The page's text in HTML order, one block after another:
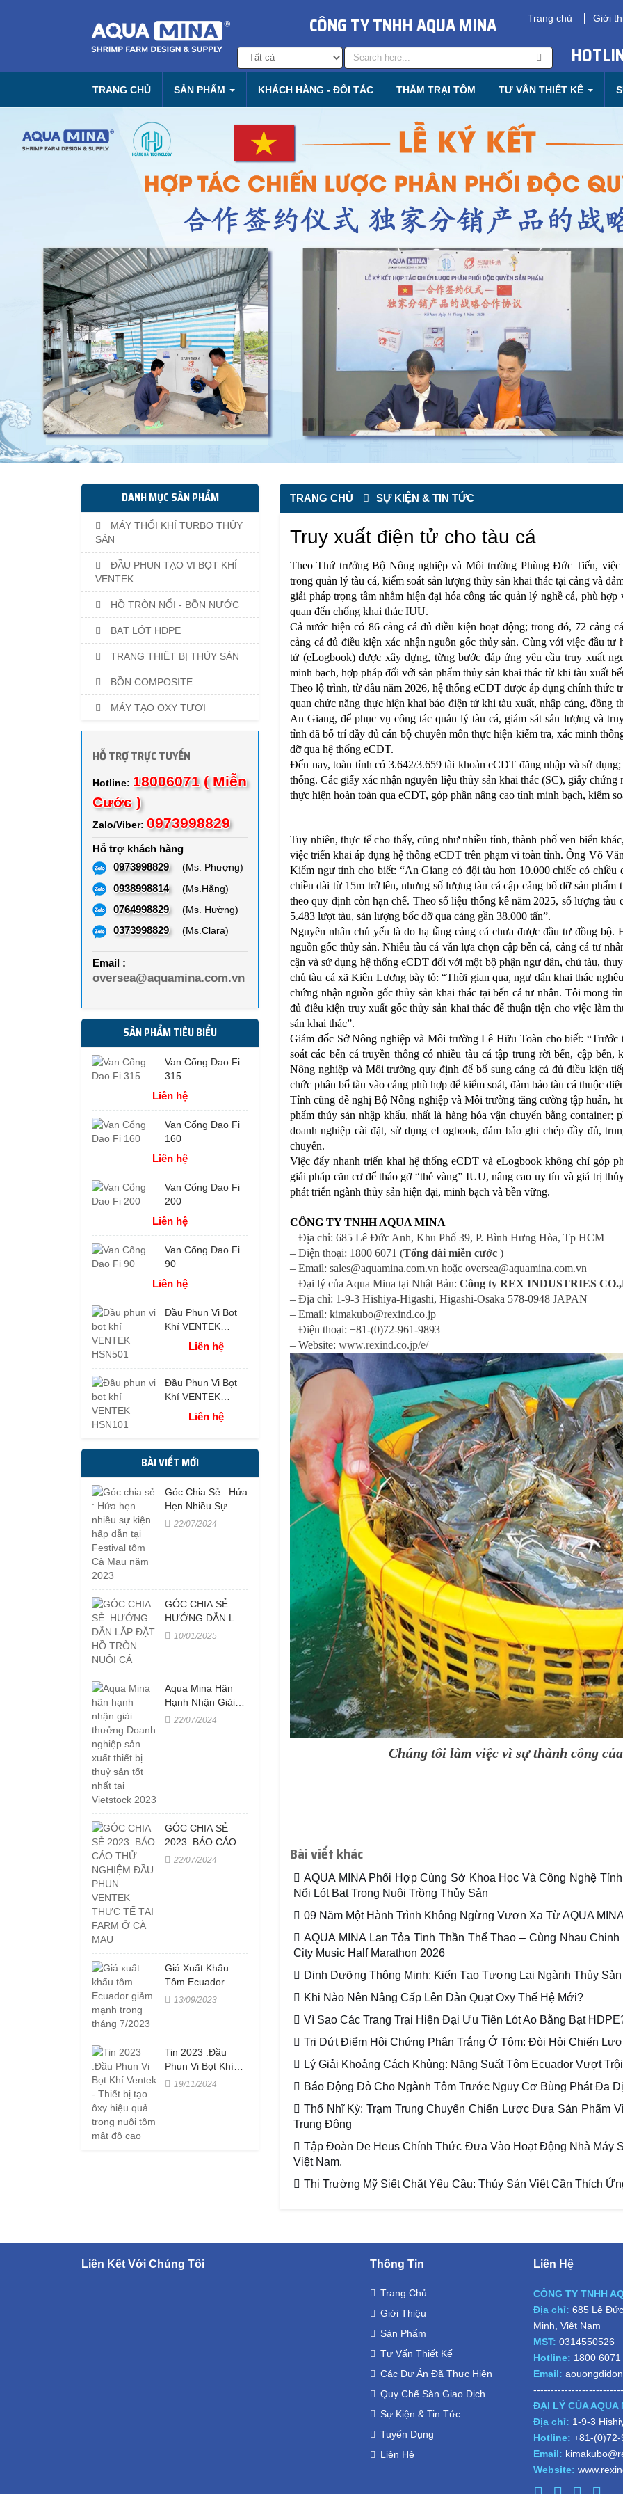
Trang chủ Giới
CÔNG TY TNHH AQUA MINA
TRANG CHỦ SẢN PHẨM KHÁCH HÀNG - ĐỐI TÁC THĂM TRẠI TÔM TƯ VẤN THIẾT KẾ
TRANG CHỦ SỰ KIỆN & TIN TỨC
Truy xuất điện tử cho tàu cá
Theo Thứ trưởng Bộ Nông nghiệp và Môi trường Phùng Đức Tiến,
trong quản lý tàu cá, kiểm soát sản lượng thủy sản khai thác tại cảng và
giải pháp trọng tâm nhằm hiện đại hóa công tác quản lý nghề cá, phù
quan đến chống khai thác IUU.
Cả nước hiện có 86 cảng cá đủ điều kiện hoạt động; trong đó, 72 cảng
cảng cá đủ điều kiện xác nhận nguồn gốc thủy sản. Cùng với việc đầu
tử (eLogbook) được xây dựng, từng bước đáp ứng yêu cầu truy xuất
minh bạch, hợp pháp đối với sản phẩm thủy sản khai thác từ khi tàu xuất
Theo lộ trình, từ đầu năm 2026, hệ thống eCDT được áp dụng chính thức
quan chức năng thực hiện khai báo điện tử khi tàu xuất, nhập cảng, đồng
An Giang, để phục vụ công tác quản lý tàu cá, giám sát sản lượng và
tỉnh đã bố trí đầy đủ cán bộ chuyên môn thực hiện kiểm tra, xác minh
dỡ qua hệ thống eCDT.
Đến nay, toàn tỉnh có 3.642/3.659 tài khoản eCDT đăng nhập và sử
thống. Các giấy xác nhận nguyên liệu thủy sản khai thác (SC), giấy
thực hiện hoàn toàn qua eCDT, góp phần nâng cao tính minh bạch, kiểm
Tuy nhiên, thực tế cho thấy, cũng như nhiều tỉnh, thành phố ven biển
việc triển khai áp dụng hệ thống eCDT trên phạm vi toàn tỉnh. Ông Võ
Kiểm ngư tỉnh cho biết: “An Giang có đội tàu hơn 10.000 chiếc có
chiều dài từ 15m trở lên, nhưng số lượng tàu cá cập cảng bố dỡ sản
theo quy định còn hạn chế. Theo số liệu thống kê năm 2025, số lượng
5.483 lượt tàu, sản lượng bốc dỡ qua cảng gần 38.000 tấn”.
Nguyên nhân chủ yếu là do hạ tầng cảng cá chưa được đầu tư đồng
nguồn gốc thủy sản. Nhiều tàu cá vẫn lựa chọn cập bến cá, cảng cá tư
cận và sử dụng hệ thống eCDT đối với một bộ phận ngư dân, chủ tàu,
chủ tàu cá xã Kiên Lương bày tỏ: “Thời gian qua, ngư dân khai thác
chứng nhận nguồn gốc thủy sản khai thác tại bến cá tư nhân. Tôi mong
đủ điều kiện truy xuất gốc thủy sản khai thác để thuận tiện cho việc làm
sản khai thác”.
Giám đốc Sở Nông nghiệp và Môi trường Lê Hữu Toàn cho biết: “Trước
soát các bến cá truyền thống có nhiều tàu cá tập trung rời bến, cập
Nông nghiệp và Môi trường quy định để bổ sung cảng cá đủ điều kiện
chức phân bổ tàu vào cảng phù hợp để kiểm soát, đảm bảo tàu cá thuộc
Tỉnh cũng đề nghị Bộ Nông nghiệp và Môi trường tăng cường tập huấn,
phẩm thủy sản nhập khẩu, nhất là hàng hóa vận chuyển bằng
doanh nghiệp cài đặt, sử dụng eLogbook, đảm bảo ghi chép đầy đủ,
chuyển.
Việc đẩy nhanh triển khai hệ thống eCDT và eLogbook không chỉ góp
giải pháp căn cơ để tháo gỡ “thẻ vàng” IUU, nâng cao uy tín và giá trị
phát triển ngành thủy sản hiện đại, minh bạch và bền vững.
CÔNG TY TNHH AQUA MINA
– Địa chỉ: 685 Lê Đức Anh, Khu Phố 39, P. Bình Hưng Hòa, Tp HCM
– Điện thoại: 1800 6071 (Tổng đài miễn cước )
– Email: sales@aquamina.com.vn hoặc oversea@aquamina.com.vn
– Đại lý của Aqua Mina tại Nhật Bản: Công ty REX INDUSTRIES
– Địa chỉ: 1-9-3 Hishiya-Higashi, Higashi-Osaka 578-0948 JAPAN
– Email: kimakubo@rexind.co.jp
– Điện thoại: +81-(0)72-961-9893
– Website: www.rexind.co.jp/e/
Chúng tôi làm việc vì sự thành công
Bài viết khác
AQUA MINA Phối Hợp Cùng Sở Khoa Học Và Công Nghệ
Nổi Lót Bạt Trong Nuôi Trồng Thủy Sản
09 Năm Một Hành Trình Không Ngừng Vươn Xa Từ AQUA
AQUA MINA Lan Tỏa Tinh Thần Thể Thao – Cùng Nhau
City Music Half Marathon 2026
Dinh Dưỡng Thông Minh: Kiến Tạo Tương Lai Ngành Thủy
Khi Nào Nên Nâng Cấp Lên Dàn Quạt Oxy Thế Hệ Mới?
Vì Sao Các Trang Trại Hiện Đại Ưu Tiên Lót Ao Bằng Bạt
Trị Dứt Điểm Hội Chứng Phân Trắng Ở Tôm: Đòi Hỏi Chiến
Lý Giải Khoảng Cách Khủng: Năng Suất Tôm Ecuador Vượt
Báo Động Đỏ Cho Ngành Tôm Trước Nguy Cơ Bùng Phát Đa
Thổ Nhĩ Kỳ: Trạm Trung Chuyển Chiến Lược Đưa Sản Phẩm
Trung Đông
Tập Đoàn De Heus Chính Thức Đưa Vào Hoạt Động Nhà Máy
Việt Nam.
Thị Trường Mỹ Siết Chặt Yêu Cầu: Thủy Sản Việt Cần Thích
DANH MỤC SẢN PHẨM
MÁY THỔI KHÍ TURBO THỦY
SẢN
ĐẦU PHUN TẠO VI BỌT KHÍ
VENTEK
HỒ TRÒN NỔI - BỒN NƯỚC
BẠT LÓT HDPE
TRANG THIẾT BỊ THỦY SẢN
BỒN COMPOSITE
MÁY TẠO OXY TƯƠI
HỖ TRỢ TRỰC TUYẾN
Hotline: 18006071 ( Miễn
Cước )
Zalo/Viber: 0973998829
Hỗ trợ khách hàng
0973998829
(Ms. Phượng)
0938998814 (Ms.Hằng)
0764998829 (Ms. Hường)
0373998829 (Ms.Clara)
Email :
oversea@aquamina.com.vn
SẢN PHẨM TIÊU BIỂU
Van Cổng Dao Fi
315
Liên hệ
Van Cổng Dao Fi
160
Liên hệ
Van Cổng Dao Fi
200
Liên hệ
Van Cổng Dao Fi
90
Liên hệ
Đầu Phun Vi Bọt
Khí VENTEK
HSN501Liên hệ
Đầu Phun Vi Bọt
Khí VENTEK
HSN101Liên hệ
BÀI VIẾT MỚI
Góc Chia Sẻ : Hứa
Hẹn Nhiều Sự
Kiện Hấp Dẫn Tại
22/07/2024
GÓC CHIA SẺ:
HƯỚNG DẪN LẮP
ĐẶT HỒ TRÒN
10/01/2025
Aqua Mina Hân
Hạnh Nhận Giải
Thưởng Doanh
22/07/2024
GÓC CHIA SẺ
2023: BÁO CÁO
THỬ NGHIỆM
22/07/2024
Giá Xuất Khẩu
Tôm Ecuador
Giảm Mạnh Trong
13/09/2023
Tin 2023 :Đầu
Phun Vi Bọt Khí
Ventek - Thiết Bị
19/11/2024
Liên Kết Với Chúng Tôi Thông Tin
Trang Chủ
Giới Thiệu
Sản Phẩm
Tư Vấn Thiết Kế
Các Dự Án Đã Thực Hiện
Quy Chế Sàn Giao Dịch
Sự Kiện & Tin Tức
Tuyển Dụng
Liên Hệ
Liên Hệ
CÔNG TY TNHH
Địa chỉ: 685 Lê
Minh, Việt Nam
MST: 0314550526
Hotline: 1800 6071
Email:
ĐẠI LÝ CỦA
Địa chỉ: 1-9-3
Hotline: +81-
Email:
Website: